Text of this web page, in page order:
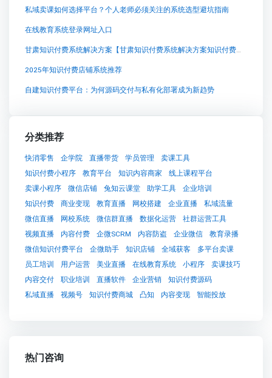
私域卖课如何选择平台？个人老师必须关注的系统选型避坑指南
在线教育系统登录网址入口
甘肃知识付费系统解决方案【甘肃知识付费系统解决方案知识付费系统系统怎么制作，知识付费系统搭建使用教程】
2025年知识付费店铺系统推荐
自建知识付费平台：为何源码交付与私有化部署成为新趋势
分类推荐
快消零售 企学院 直播带货 学员管理
卖课工具
知识付费小程序
教育平台 知识内容商家
线上课程平台
卖课小程序
微信店铺 兔知云课堂 助学工具
企业培训
知识付费
商业变现 教育直播 网校搭建 企业直播
私域流量
微信直播
网校系统 微信群直播 数据化运营
社群运营工具
视频直播
内容付费 企微SCRM 内容防盗 企业微信
教育录播
微信知识付费平台
企微助手 知识店铺 全域获客
多平台卖课
员工培训
用户运营 美业直播 在线教育系统 小程序
卖课技巧
内容交付
职业培训 直播软件 企业营销
知识付费源码
私域直播
视频号 知识付费商城 凸知 内容变现 智能投放
热门咨询